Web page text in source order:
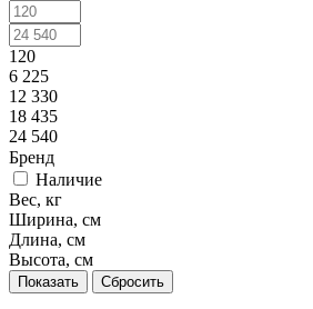
120
6 225
12 330
18 435
24 540
Бренд
Наличие
Вес, кг
Ширина, см
Длина, см
Высота, см
Сбросить